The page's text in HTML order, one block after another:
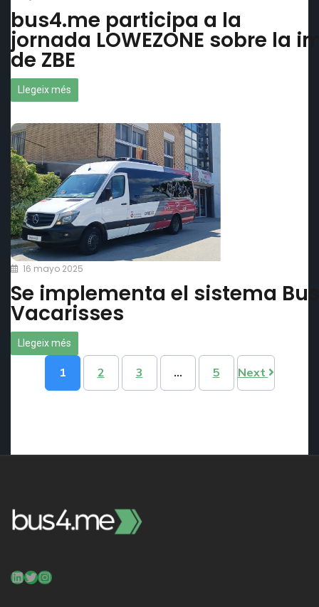
bus4.me participa a la
jornada LOWEZONE sobre la
de ZBE
Llegeix més
16 mayo 2025
Se implementa el sistema
Vacarisses
Llegeix més
1 2 3 … 5 Next